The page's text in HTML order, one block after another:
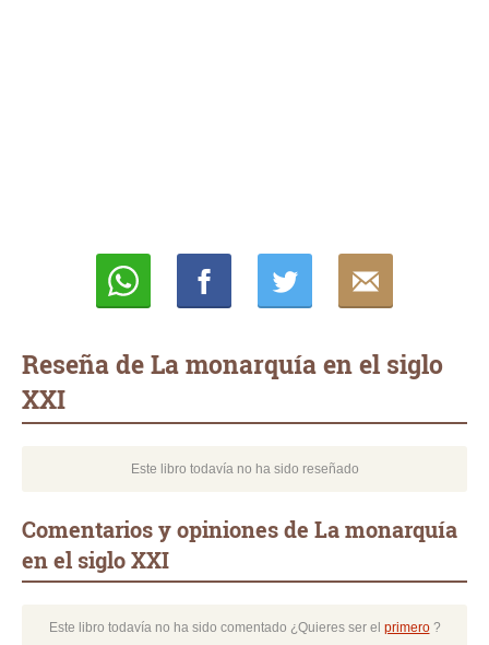
Reseña de La monarquía en el siglo
XXI
Este libro todavía no ha sido reseñado
Comentarios y opiniones de La monarquía
en el siglo XXI
Este libro todavía no ha sido comentado ¿Quieres ser el primero?